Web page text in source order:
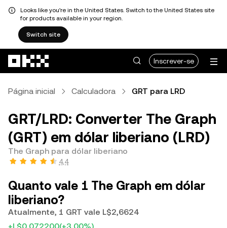
Looks like you're in the United States. Switch to the United States site
for products available in your region.
Switch site
Inscrever-se
Página inicial Calculadora GRT para LRD
GRT/LRD: Converter The Graph
(GRT) em dólar liberiano (LRD)
The Graph para dólar liberiano
4,4
Quanto vale 1 The Graph em dólar
liberiano?
Atualmente, 1 GRT vale L$2,6624